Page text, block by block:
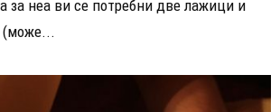
за неа ви се потребни две лажици и
(може...